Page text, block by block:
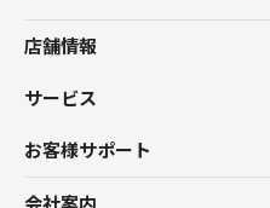
店舗情報
サービス
お客様サポート
会社案内